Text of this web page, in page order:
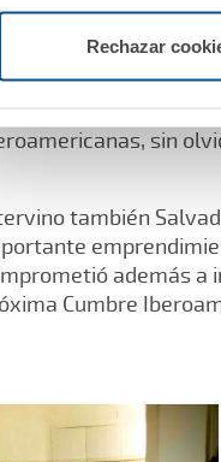
Rechazar
de España.
el
hablado
sin
también
además a
Cumbre